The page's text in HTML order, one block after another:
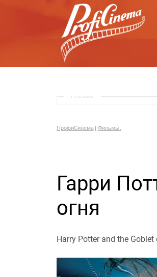
Реклама
ПрофиСинема Фильмы.
Гарри
огня
Harry Potter and the Goblet